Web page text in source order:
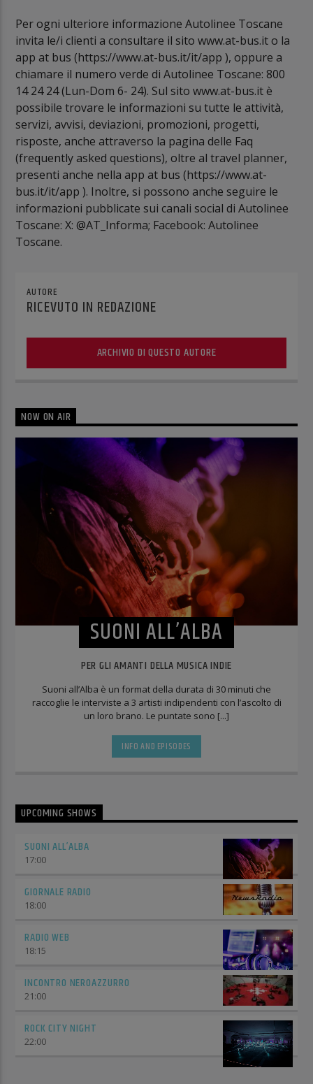
Per ogni ulteriore informazione Autolinee Toscane
invita le/i clienti a consultare il sito www.at-bus.it o la
app at bus (https://www.at-bus.it/it/app ), oppure a
chiamare il numero verde di Autolinee Toscane: 800
14 24 24 (Lun-Dom 6- 24). Sul sito www.at-bus.it è
possibile trovare le informazioni su tutte le attività,
servizi, avvisi, deviazioni, promozioni, progetti,
risposte, anche attraverso la pagina delle Faq
(frequently asked questions), oltre al travel planner,
presenti anche nella app at bus (https://www.at-
bus.it/it/app ). Inoltre, si possono anche seguire le
informazioni pubblicate sui canali social di Autolinee
Toscane: X: @AT_Informa; Facebook: Autolinee
Toscane.
AUTORE
RICEVUTO IN REDAZIONE
ARCHIVIO DI QUESTO AUTORE
NOW ON AIR
SUONI ALL’ALBA
PER GLI AMANTI DELLA MUSICA INDIE
Suoni all’Alba è un format della durata di 30 minuti che
raccoglie le interviste a 3 artisti indipendenti con l’ascolto di
un loro brano. Le puntate sono [...]
INFO AND EPISODES
UPCOMING SHOWS
SUONI ALL’ALBA
17:00
GIORNALE RADIO
18:00
RADIO WEB
18:15
INCONTRO NEROAZZURRO
21:00
ROCK CITY NIGHT
22:00